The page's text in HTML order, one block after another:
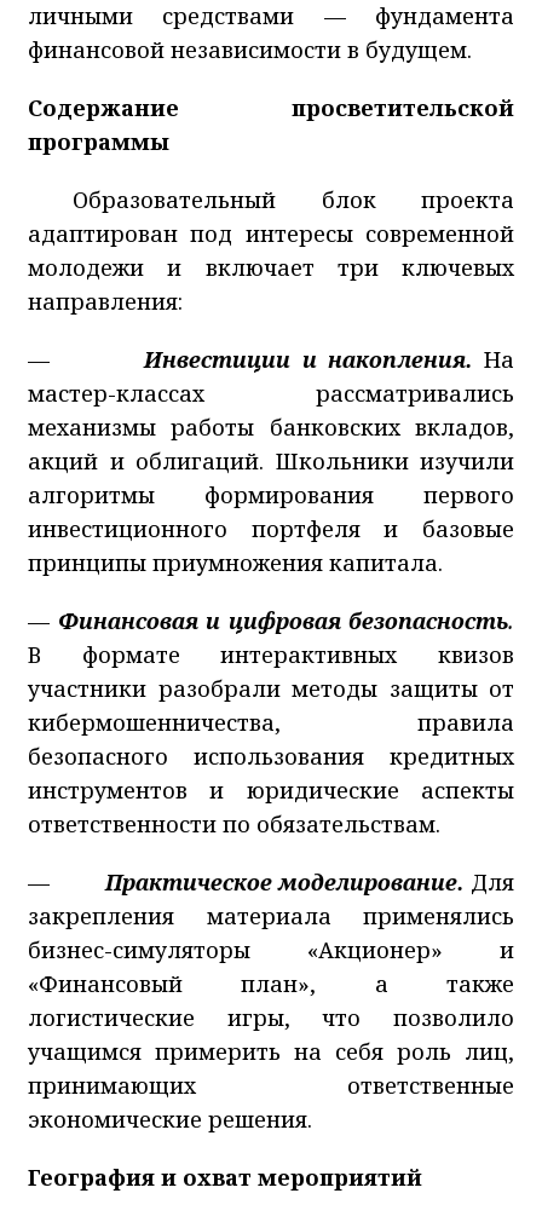
личными средствами — фундамента
финансовой независимости в будущем.
Содержание просветительской
программы
Образовательный блок проекта
адаптирован под интересы современной
молодежи и включает три ключевых
направления:
—Инвестиции и накопления. На
мастер-классах рассматривались
механизмы работы банковских вкладов,
акций и облигаций. Школьники изучили
алгоритмы формирования первого
инвестиционного портфеля и базовые
принципы приумножения капитала.
— Финансовая и цифровая безопасность.
В формате интерактивных квизов
участники разобрали методы защиты от
кибермошенничества, правила
безопасного использования кредитных
инструментов и юридические аспекты
ответственности по обязательствам.
—Практическое моделирование. Для
закрепления материала применялись
бизнес-симуляторы «Акционер» и
«Финансовый план», а также
логистические игры, что позволило
учащимся примерить на себя роль лиц,
принимающих ответственные
экономические решения.
География и охват мероприятий